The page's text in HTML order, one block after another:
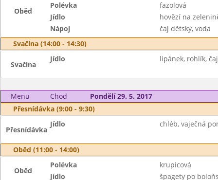
Oběd
Polévka
fazolová
Jídlo
hovězí na
Nápoj
čaj dětský, voda
Svačina (14:00 - 14:30)
Svačina
Jídlo lipánek, rohlík, čaj
Menu Chod
Pondělí 29. 5. 2017
Přesnídávka (9:00 - 9:30)
Přesnídávka
Jídlo chléb, vaječná
Oběd (11:00 - 14:00)
Oběd
Polévka
krupicová
Jídlo
špagety po